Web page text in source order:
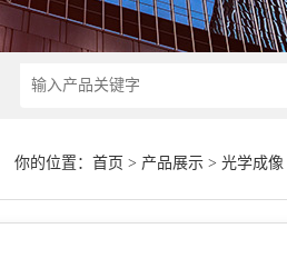
你的位置： 首页 > 产品展示> 光学成像